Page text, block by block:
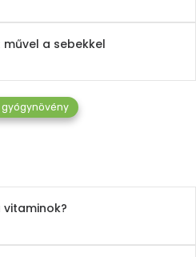
a sebekkel
gyógynövény